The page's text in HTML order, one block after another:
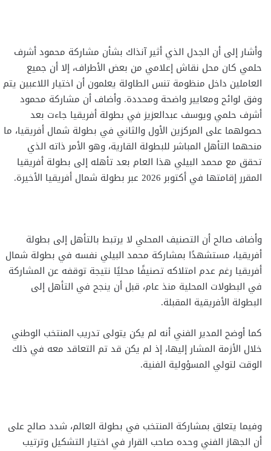
وأشار إلى أن الجدل الذي أثير آنذاك بشأن مشاركة محمود أشرف
حلمي كان محل نقاش إعلامي من بعض الأطراف، إلا أن جميع
العاملين داخل منظومة تنس الطاولة يعلمون أن اختيار اللاعبين يتم
وفق لوائح ومعايير واضحة ومحددة. وأضاف أن مشاركة محمود
أشرف حلمي ويوسف عبدالعزيز في بطولة أفريقيا جاءت بعد
حصولهما على المركزين الأول والثاني في بطولة شمال أفريقيا، ما
منحهما التأهل المباشر للبطولة القارية، وهو الأمر ذاته الذي
تحقق مع محمد البيلي هذا العام بعد تأهله إلى بطولة أفريقيا
المقرر إقامتها في أكتوبر 2026 عبر بطولة شمال أفريقيا الأخيرة.
وأضاف صالح أن التصنيف المحلي لا يرتبط بالتأهل إلى بطولة
أفريقيا، مستشهدًا بمشاركة محمد البيلي نفسه في بطولة شمال
أفريقيا رغم عدم امتلاكه تصنيفًا محليًا نتيجة توقفه عن المشاركة
في البطولات المحلية منذ عام، قبل أن ينجح في التأهل إلى
البطولة الأفريقية المقبلة.
كما أوضح المدير الفني أنه لم يكن يتولى تدريب المنتخب الوطني
خلال الأزمة المشار إليها، إذ لم يكن قد تم التعاقد معه في ذلك
الوقت لتولي المسؤولية الفنية.
وفيما يتعلق بمشاركة المنتخب في بطولة العالم، شدد صالح على
أن الجهاز الفني وحده صاحب القرار في اختيار التشكيل وترتيب